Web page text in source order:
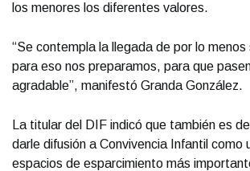
los menores los diferentes valores.
“Se contempla la llegada de por lo
para eso nos preparamos, para que
agradable”, manifestó Granda González.
La titular del DIF indicó que también es
darle difusión a Convivencia Infantil como
espacios de esparcimiento más